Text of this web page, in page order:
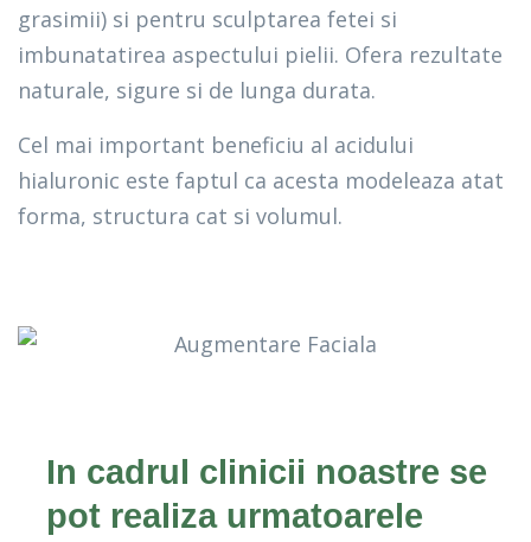
grasimii) si pentru sculptarea fetei si
imbunatatirea aspectului pielii. Ofera rezultate
naturale, sigure si de lunga durata.
Cel mai important beneficiu al acidului
hialuronic este faptul ca acesta modeleaza atat
forma, structura cat si volumul.
In cadrul clinicii noastre se
pot realiza urmatoarele